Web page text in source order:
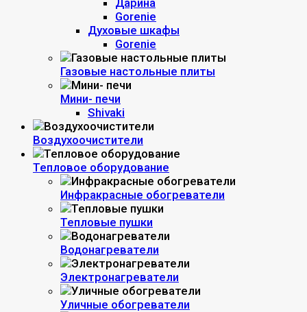
Дарина
Gorenie
Духовые шкафы
Gorenie
Газовые настольные плиты
Мини- печи
Shivaki
Воздухоочистители
Тепловое оборудование
Инфракрасные обогреватели
Тепловые пушки
Водонагреватели
Электронагреватели
Уличные обогреватели